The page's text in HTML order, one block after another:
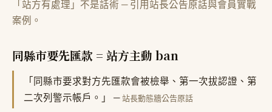
「站方有處理」不是話術 — 引用站長公告原話與會員實戰
案例。
同縣市要先匯款 = 站方主動 ban
「同縣市要求對方先匯款會被檢舉、第一次拔認證、第
二次列警示帳戶。」 —站長動態牆公告原話